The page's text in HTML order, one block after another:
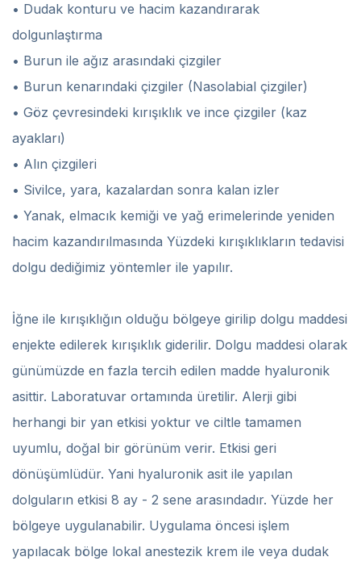
• Dudak konturu ve hacim kazandırarak
dolgunlaştırma
• Burun ile ağız arasındaki çizgiler
• Burun kenarındaki çizgiler (Nasolabial çizgiler)
• Göz çevresindeki kırışıklık ve ince çizgiler (kaz
ayakları)
• Alın çizgileri
• Sivilce, yara, kazalardan sonra kalan izler
• Yanak, elmacık kemiği ve yağ erimelerinde yeniden
hacim kazandırılmasında Yüzdeki kırışıklıkların tedavisi
dolgu dediğimiz yöntemler ile yapılır.
İğne ile kırışıklığın olduğu bölgeye girilip dolgu maddesi
enjekte edilerek kırışıklık giderilir. Dolgu maddesi olarak
günümüzde en fazla tercih edilen madde hyaluronik
asittir. Laboratuvar ortamında üretilir. Alerji gibi
herhangi bir yan etkisi yoktur ve ciltle tamamen
uyumlu, doğal bir görünüm verir. Etkisi geri
dönüşümlüdür. Yani hyaluronik asit ile yapılan
dolguların etkisi 8 ay - 2 sene arasındadır. Yüzde her
bölgeye uygulanabilir. Uygulama öncesi işlem
yapılacak bölge lokal anestezik krem ile veya dudak